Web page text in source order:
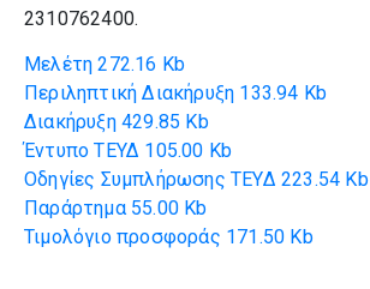
2310762400.
Μελέτη 272.16 Kb
Περιληπτική Διακήρυξη 133.94 Kb
Διακήρυξη429.85 Kb
Έντυπο ΤΕΥΔ 105.00 Kb
Οδηγίες Συμπλήρωσης ΤΕΥΔ 223.54 Kb
Παράρτημα55.00 Kb
Τιμολόγιο προσφοράς 171.50 Kb